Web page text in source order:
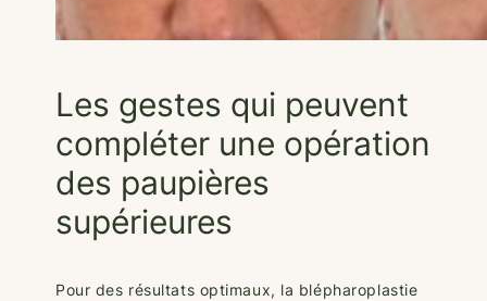
Les gestes qui peuvent
compléter une opération
des paupières
supérieures
Pour des résultats optimaux, la blépharoplastie